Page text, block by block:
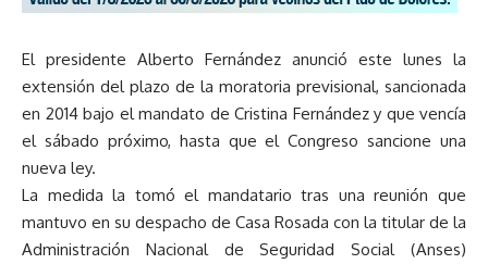
El presidente Alberto Fernández anunció este lunes la
extensión del plazo de la moratoria previsional, sancionada
en 2014 bajo el mandato de Cristina Fernández y que vencía
el sábado próximo, hasta que el Congreso sancione una
nueva ley.
La medida la tomó el mandatario tras una reunión que
mantuvo en su despacho de Casa Rosada con la titular de la
Administración Nacional de Seguridad Social (Anses)